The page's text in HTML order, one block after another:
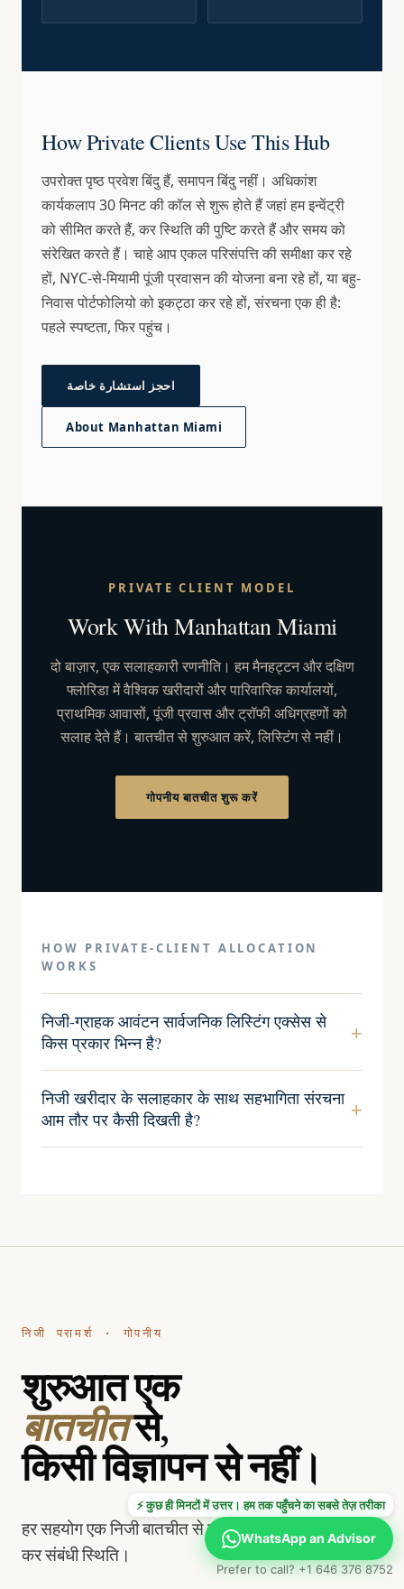
How Private Clients Use This Hub
उपरोक्त पृष्ठ प्रवेश बिंदु हैं, समापन बिंदु नहीं। अधिकांश
कार्यकलाप 30 मिनट की कॉल से शुरू होते हैं जहां हम इन्वेंट्री
को सीमित करते हैं, कर स्थिति की पुष्टि करते हैं और समय को
संरेखित करते हैं। चाहे आप एकल परिसंपत्ति की समीक्षा कर रहे
हों, NYC-से-मियामी पूंजी प्रवासन की योजना बना रहे हों, या बहु-
निवास पोर्टफोलियो को इकट्ठा कर रहे हों, संरचना एक ही है:
पहले स्पष्टता, फिर पहुंच।
احجز استشارة خاصة
About Manhattan Miami
PRIVATE CLIENT MODEL
Work With Manhattan Miami
दो बाज़ार, एक सलाहकारी रणनीति। हम मैनहट्टन और दक्षिण
फ्लोरिडा में वैश्विक खरीदारों और पारिवारिक कार्यालयों,
प्राथमिक आवासों, पूंजी प्रवास और ट्रॉफी अधिग्रहणों को
सलाह देते हैं। बातचीत से शुरुआत करें, लिस्टिंग से नहीं।
गोपनीय बातचीत शुरू करें
HOW PRIVATE-CLIENT ALLOCATION
WORKS
निजी-ग्राहक आवंटन सार्वजनिक लिस्टिंग एक्सेस से
किस प्रकार भिन्न है?
निजी खरीदार के सलाहकार के साथ सहभागिता संरचना
आम तौर पर कैसी दिखती है?
निजी परामर्श · गोपनीय
शुरुआत एक
बातचीतसे,
किसी विज्ञापन से नहीं।
हर सहयोग एक निजी बातचीत से शुरू होता है: उद्देश्य, समय और
कर संबंधी स्थिति।
⚡ कुछ ही मिनटों में उत्तर। हम तक पहुँचने का सबसे तेज़ तरीका
WhatsApp an Advisor
Prefer to call? +1 646 376 8752